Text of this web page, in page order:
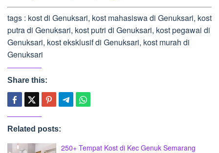
tags : kost di Genuksari, kost mahasiswa di Genuksari, kost
putra di Genuksari, kost putri di Genuksari, kost pegawai di
Genuksari, kost eksklusif di Genuksari, kost murah di
Genuksari
Share this:
Related posts:
250+ Tempat Kost di Kec Genuk Semarang